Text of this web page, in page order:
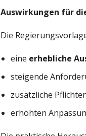
Auswirkungen für
Die
eine erhebliche
steigende
zusätzliche
erhöhten